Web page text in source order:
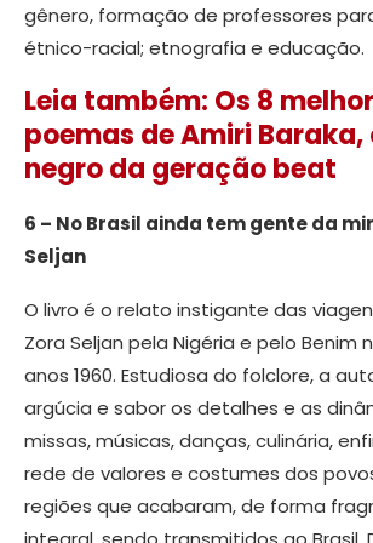
gênero, formação de professores
étnico-racial; etnografia e educação.
Leia também: Os 8
poemas de Amiri Baraka,
negro da geração beat
6 – No Brasil ainda tem gente da
Seljan
O livro é o relato instigante das
Zora Seljan pela Nigéria e pelo Benim
anos 1960. Estudiosa do folclore, a
argúcia e sabor os detalhes e as
missas, músicas, danças, culinária,
rede de valores e costumes dos
regiões que acabaram, de forma